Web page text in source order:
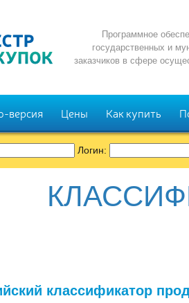
Программное
государственных и
заказчиков в сфере
версия Цены Как купить
Логин:
классификатор